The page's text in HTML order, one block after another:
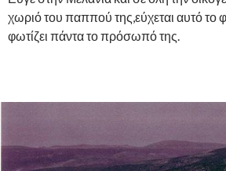
χωριό του παππού της,εύχεται αυτό το
φωτίζει πάντα το πρόσωπό της.